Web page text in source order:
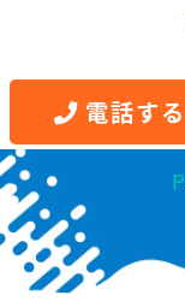
電話する